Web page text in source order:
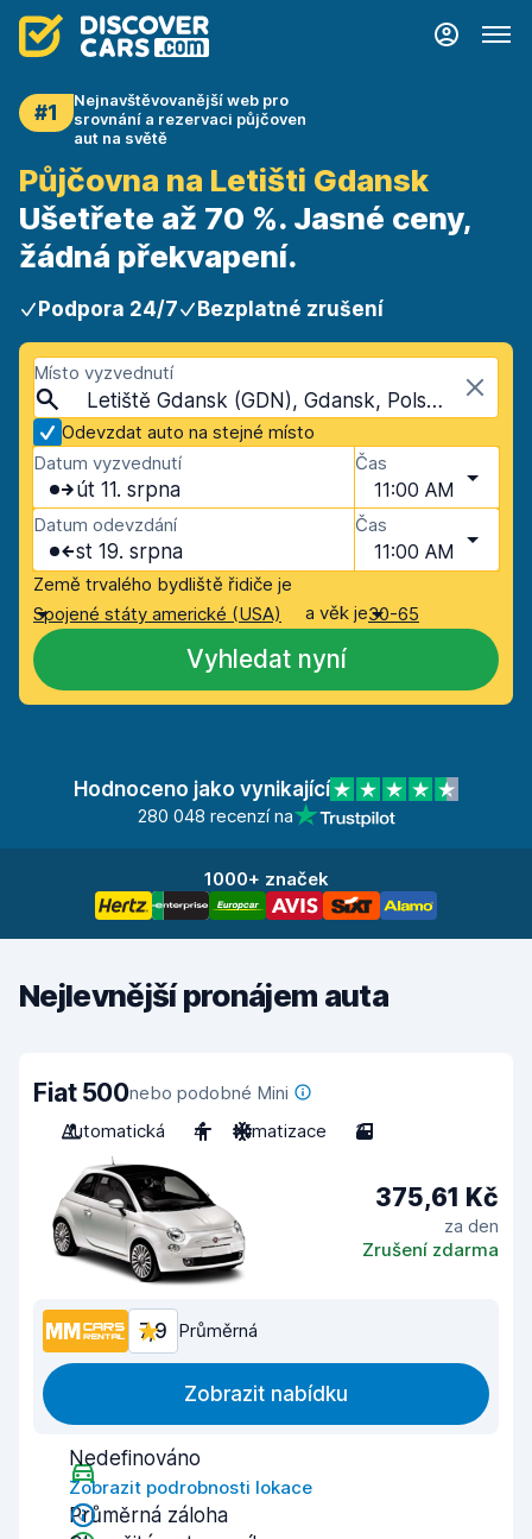
#1
Nejnavštěvovanější web pro
srovnání a rezervaci půjčoven
aut na světě
Půjčovna na Letišti Gdansk
Ušetřete až 70 %. Jasné ceny,
žádná překvapení.
Podpora 24/7 Bezplatné zrušení
Místo vyzvednutí
Letiště Gdansk (GDN), Gdansk, Polsko
Odevzdat auto na stejné místo
Datum vyzvednutí
út 11. srpna
Čas
11:00 AM
Datum odevzdání
st 19. srpna
Čas
11:00 AM
Země trvalého bydliště řidiče je
Spojené státy americké (USA)
a věk je30-65
Vyhledat nyní
Hodnoceno jako vynikající
280 048 recenzí na
1000+ značek
Nejlevnější pronájem auta
Fiat 500nebo podobné Mini
Automatická
4 Klimatizace 3
375,61 Kč
za den
Zrušení zdarma
7,9 Průměrná
Zobrazit nabídku
Nedefinováno
Zobrazit podrobnosti lokace
Průměrná záloha